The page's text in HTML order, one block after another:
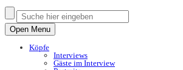
Open Menu
Köpfe
Interviews
Gäste im Interview